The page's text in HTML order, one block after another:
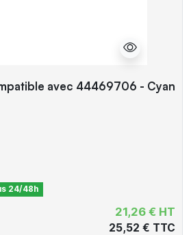
avec 44469706 - Cyan
24/48h
21,26 € HT
25,52 € TTC